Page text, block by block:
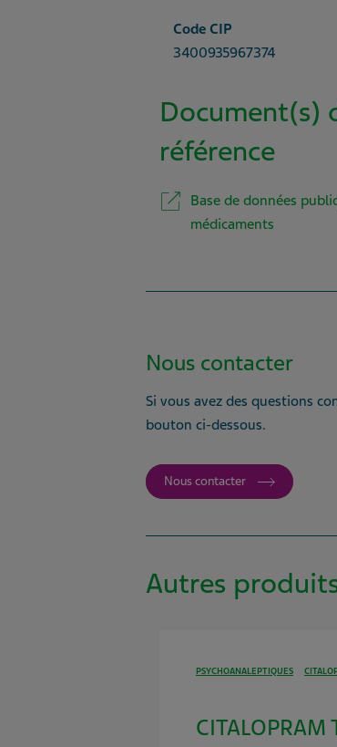
Code CIP
3400935967374
Document(s)
référence
Base de données
médicaments
Nous contacter
Si vous avez des questions
bouton ci-dessous.
Nous contacter
Autres
PSYCHOANALEPTIQUES